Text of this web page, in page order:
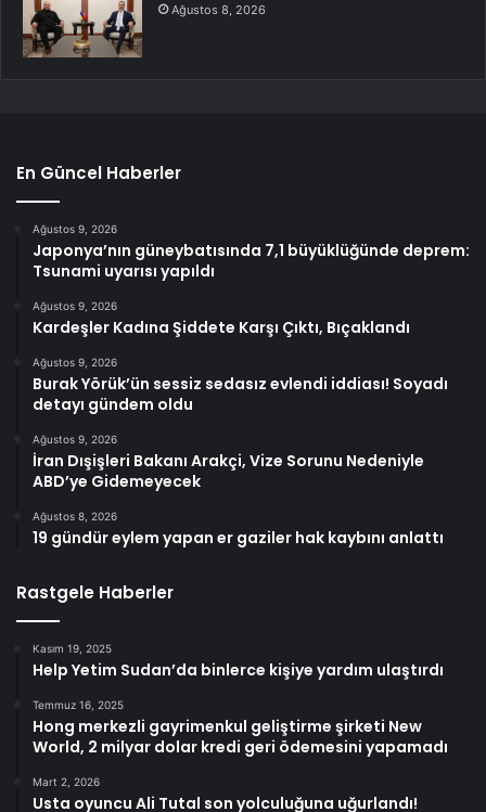
Ağustos 8, 2026
En Güncel Haberler
Ağustos 9, 2026
Japonya’nın güneybatısında 7,1 büyüklüğünde deprem:
Tsunami uyarısı yapıldı
Ağustos 9, 2026
Kardeşler Kadına Şiddete Karşı Çıktı, Bıçaklandı
Ağustos 9, 2026
Burak Yörük’ün sessiz sedasız evlendi iddiası! Soyadı
detayı gündem oldu
Ağustos 9, 2026
İran Dışişleri Bakanı Arakçi, Vize Sorunu Nedeniyle
ABD’ye Gidemeyecek
Ağustos 8, 2026
19 gündür eylem yapan er gaziler hak kaybını anlattı
Rastgele Haberler
Kasım 19, 2025
Help Yetim Sudan’da binlerce kişiye yardım ulaştırdı
Temmuz 16, 2025
Hong merkezli gayrimenkul geliştirme şirketi New
World, 2 milyar dolar kredi geri ödemesini yapamadı
Mart 2, 2026
Usta oyuncu Ali Tutal son yolculuğuna uğurlandı!